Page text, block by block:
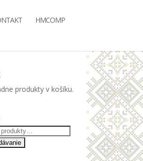
HMCOMP
produkty v košíku.